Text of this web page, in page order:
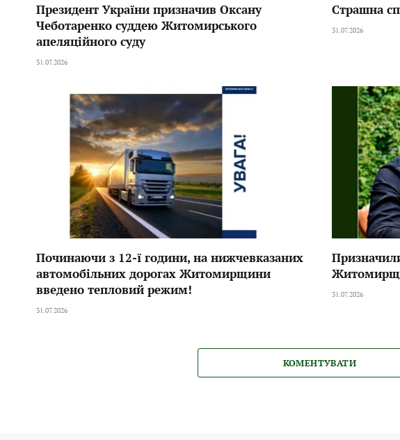
Президент України призначив Оксану
Чеботаренко суддею Житомирського
апеляційного суду
31.07.2026
Страшна
31.07.2026
Починаючи з 12-ї години, на нижчевказаних
автомобільних дорогах Житомирщини
введено тепловий режим!
31.07.2026
31.07.2026
КОМЕНТУВАТИ